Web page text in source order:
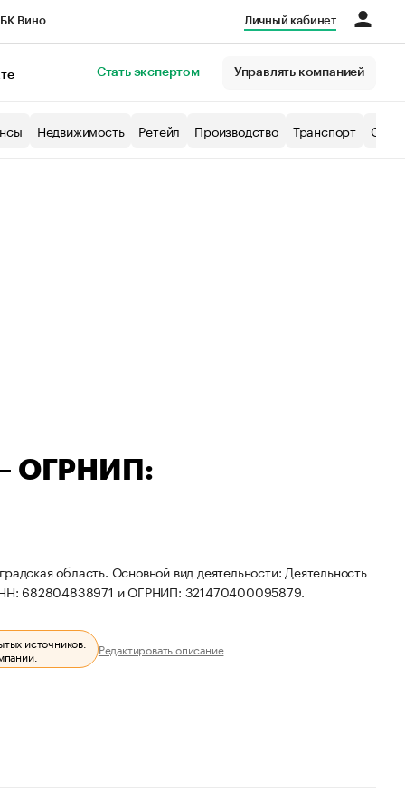
Вино Личный кабинет
Стать экспертом Управлять компанией
Недвижимость Ретейл Производство Транспорт
ОГРНИП:
область. Основной вид деятельности: Деятельность
682804838971 и ОГРНИП: 321470400095879.
источников.
Редактировать описание